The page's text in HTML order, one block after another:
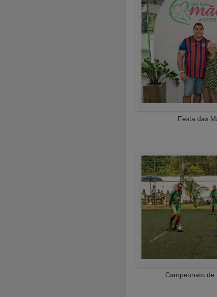
Festa das
Campeonato de